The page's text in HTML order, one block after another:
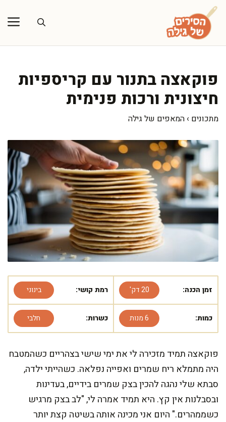
לדלג
לתוכן
פוקאצה בתנור עם קריספיות
חיצונית ורכות פנימית
מתכונים › המאפים של גילה
זמן הכנה: 20 דק' רמת קושי: בינוני
כמות: 6 מנות כשרות: חלבי
פוקאצה תמיד מזכירה לי את ימי שישי בצהריים כשהמטבח
היה מתמלא ריח שמרים ואפייה נפלאה. כשהייתי ילדה,
סבתא שלי נהגה להכין בצק שמרים בידיים, בעדינות
ובסבלנות אין קץ. היא תמיד אמרה לי, "לב בצק מרגיש
כשממהרים." היום אני מכינה אותה בשיטה קצת יותר